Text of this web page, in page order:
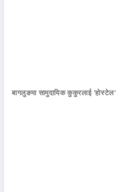
बागलुङमा सामुदायिक कुकुरलाई ‘होस्टेल’